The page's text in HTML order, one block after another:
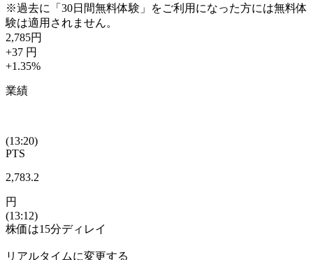
※過去に「30日間無料体験」をご利用になった方には無料体
験は適用されません。
2,785円
+37 円
+1.35%
業績
(13:20)
PTS
2,783.2
円
(13:12)
株価は15分ディレイ
リアルタイムに変更する